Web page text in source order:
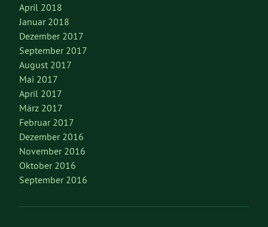
April 2018
Januar 2018
Dezember 2017
September 2017
August 2017
Mai 2017
April 2017
März 2017
Februar 2017
Dezember 2016
November 2016
Oktober 2016
September 2016